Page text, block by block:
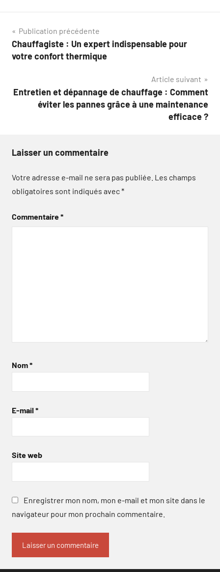
Navigation
de
Publication précédente
Chauffagiste : Un expert indispensable pour
votre confort thermique
Article suivant
Entretien et dépannage de chauffage : Comment
éviter les pannes grâce à une maintenance
efficace ?
Laisser un commentaire
Votre adresse e-mail ne sera pas publiée. Les champs
obligatoires sont indiqués avec*
Commentaire*
Nom*
E-mail *
Site web
Enregistrer mon nom, mon e-mail et mon site dans le
navigateur pour mon prochain commentaire.